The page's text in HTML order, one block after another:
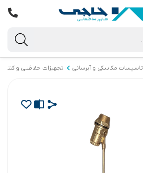
تاسیسات مکانیکی و آبرسانی تجهیزات حفاظتی و